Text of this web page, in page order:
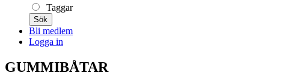
Taggar
Sök
Bli medlem
Logga in
GUMMIBÅTAR